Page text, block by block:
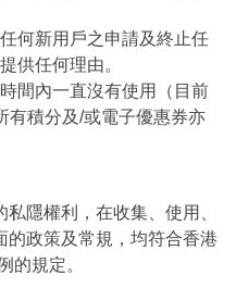
何新用戶之申請及終止任
供任何理由。
間內一直沒有使用（目前
有積分及/或電子優惠券亦
隱權利，在收集、使用、
的政策及常規，均符合香港
的規定。